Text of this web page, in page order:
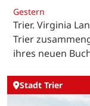
Gestern
Trier. Virginia
Trier
ihres neuen
Stadt Trier